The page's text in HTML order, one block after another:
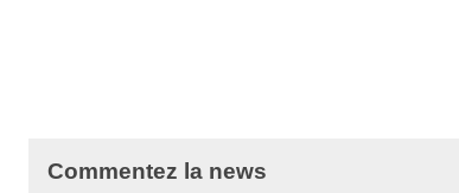
Commentez la news